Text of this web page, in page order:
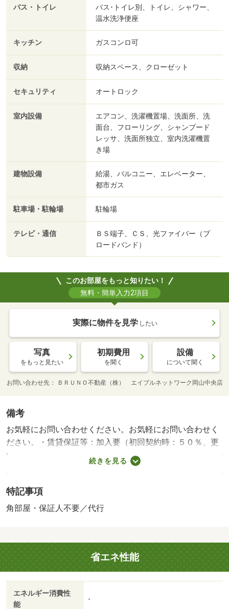
バス・トイレ
バス･トイレ別、トイレ、シャワー、
温水洗浄便座
キッチン ガスコンロ可
収納 収納スペース、クローゼット
セキュリティ オートロック
室内設備
エアコン、洗濯機置場、洗面所、洗
面台、フローリング、シャンプード
レッサ、洗面所独立、室内洗濯機置
き場
建物設備
給湯、バルコニー、エレベーター、
都市ガス
駐車場・駐輪場 駐輪場
テレビ・通信
ＢＳ端子、ＣＳ、光ファイバー（ブ
ロードバンド）
このお部屋をもっと知りたい！
無料・簡単入力2項目
実際に物件を見学 したい
写真
をもっと見たい
初期費用
を聞く
設備
について聞く
お問い合わせ先 ＢＲＵＮＯ不動産（株） エイブルネットワーク岡山中央店
備考
お気軽にお問い合わせください。お気軽にお問い合わせく
ださい。・賃貸保証等：加入要（初回契約時：５０％、更
新時：１０，０００円、最低保証料２０，０００円 振替
手数料８６４円（税込）／月）・鍵交換代：あり２２，０
ン！・バイク置場：なし・駐輪場：有（無料）
続きを見る
特記事項
角部屋・保証人不要／代行
省エネ性能
エネルギー消費性
能
-